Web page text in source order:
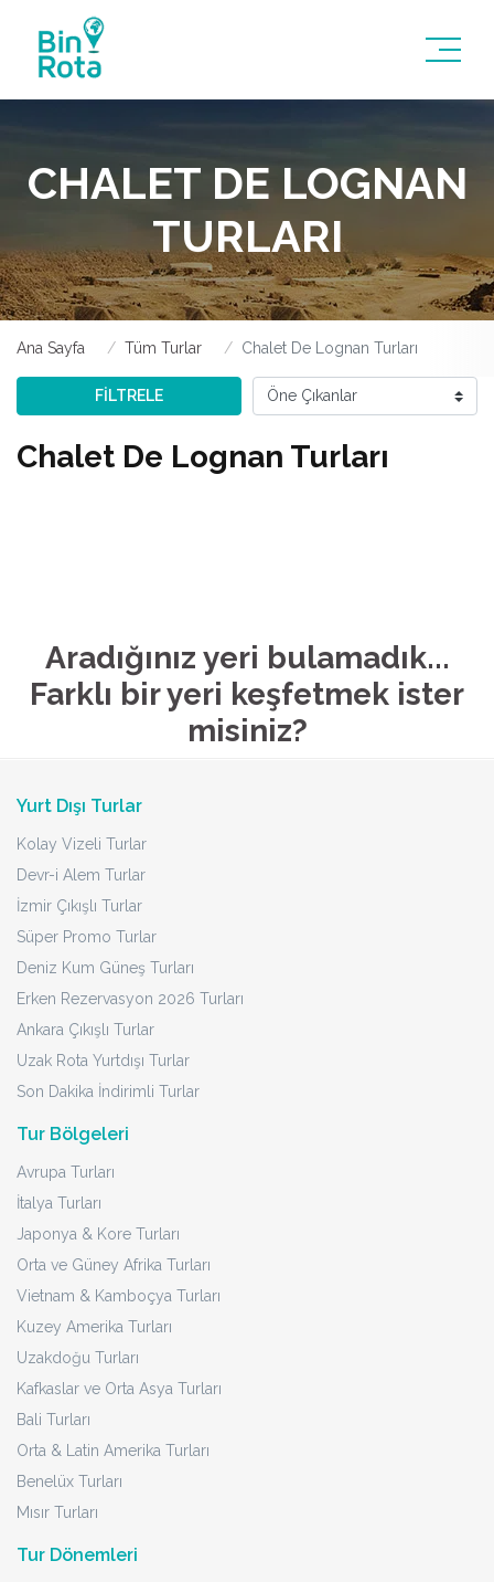
CHALET DE LOGNAN
TURLARI
Ana Sayfa Tüm Turlar Chalet De Lognan Turları
FİLTRELE
Chalet De Lognan Turları
Aradığınız yeri bulamadık...
Farklı bir yeri keşfetmek ister
misiniz?
Yurt Dışı Turlar
Kolay Vizeli Turlar
Devr-i Alem Turlar
İzmir Çıkışlı Turlar
Süper Promo Turlar
Deniz Kum Güneş Turları
Erken Rezervasyon 2026 Turları
Ankara Çıkışlı Turlar
Uzak Rota Yurtdışı Turlar
Son Dakika İndirimli Turlar
Tur Bölgeleri
Avrupa Turları
İtalya Turları
Japonya & Kore Turları
Orta ve Güney Afrika Turları
Vietnam & Kamboçya Turları
Kuzey Amerika Turları
Uzakdoğu Turları
Kafkaslar ve Orta Asya Turları
Bali Turları
Orta & Latin Amerika Turları
Benelüx Turları
Mısır Turları
Tur Dönemleri